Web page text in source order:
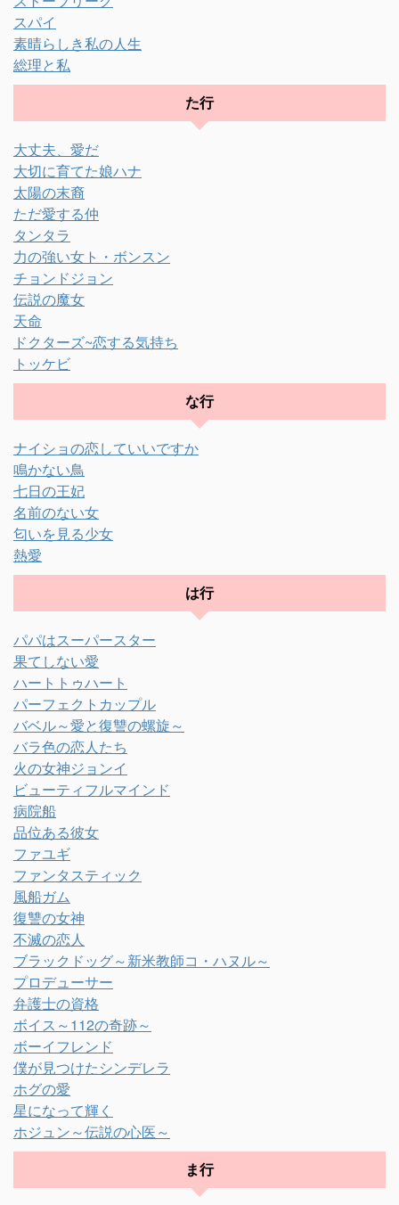
スパイ
素晴らしき私の人生
総理と私
た行
大丈夫、愛だ
大切に育てた娘ハナ
太陽の末裔
ただ愛する仲
タンタラ
力の強い女ト・ボンスン
チョンドジョン
伝説の魔女
天命
ドクターズ~恋する気持ち
トッケビ
な行
ナイショの恋していいですか
鳴かない鳥
七日の王妃
名前のない女
匂いを見る少女
熱愛
は行
パパはスーパースター
果てしない愛
ハートトゥハート
パーフェクトカップル
バベル～愛と復讐の螺旋～
バラ色の恋人たち
火の女神ジョンイ
ビューティフルマインド
病院船
品位ある彼女
ファユギ
ファンタスティック
風船ガム
復讐の女神
不滅の恋人
ブラックドッグ～新米教師コ・ハヌル～
プロデューサー
弁護士の資格
ボイス～112の奇跡～
ボーイフレンド
僕が見つけたシンデレラ
ホグの愛
星になって輝く
ホジュン～伝説の心医～
ま行